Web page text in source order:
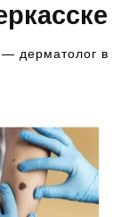
дерматолог в